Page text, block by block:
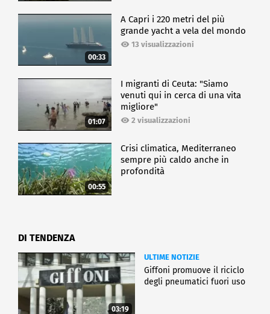
00:33
A Capri i 220 metri del più
grande yacht a vela del mondo
13 visualizzazioni
01:07
I migranti di Ceuta: "Siamo
venuti qui in cerca di una vita
migliore"
2 visualizzazioni
00:55
Crisi climatica, Mediterraneo
sempre più caldo anche in
profondità
DI TENDENZA
03:19
ULTIME NOTIZIE
Giffoni promuove il riciclo
degli pneumatici fuori uso